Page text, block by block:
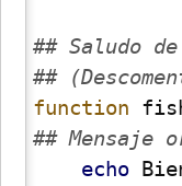
## Saludo
##
function
## Mensaje
echo